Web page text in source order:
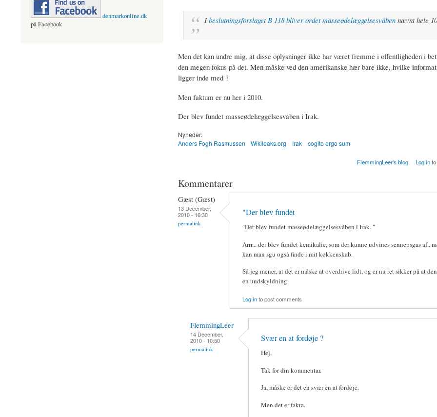
Ibeslutningsforslaget B 118 bliver ordet masseødelæggelsesvåben nævnt hele
Men det kan undre mig, at disse oplysninger ikke har været fremme i offentligheden i
den megen fokus på det. Men måske ved den amerikanske hær bare ikke, hvilke
ligger inde med ?
Men faktum er nu her i 2010.
Der blev fundet masseødelæggelsesvåben i Irak.
Nyheder:
Anders Fogh Rasmussen
Wikileaks.org Irak cogito ergo sum
FlemmingLeer's blog Log into
Kommentarer
Gæst (Gæst)
13 December,
2010 - 16:30
permalink
"Der blev fundet
"Der blev fundet masseødelæggelsesvåben i Irak. "
Arrr... der blev fundet kemikalie, som der kunne udvines sennepsgas af..
kan man sgu også finde i mit køkkenskab.
Så jeg mener, at det er måske at overdrive lidt, og er nu ret sikker på at
en undskyldning.
Log into post comments
FlemmingLeer
14 December,
2010 - 10:50
permalink
Svær en at fordøje ?
Hej,
Tak for din kommentar.
Ja, måske er det en svær en at fordøje.
Men det er fakta.
denmarkonline.dk
på Facebook